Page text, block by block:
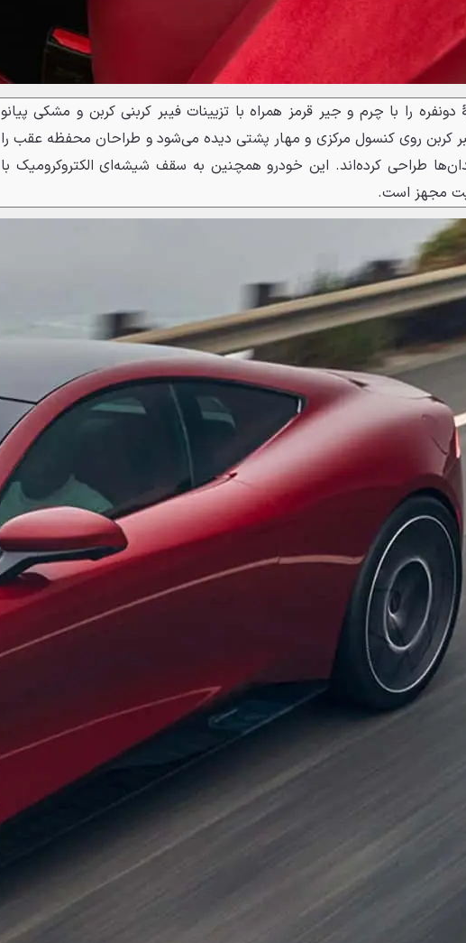
دونفره را با چرم و جیر قرمز همراه با تزیینات فیبر کربنی کربن و مشکی پیانو
کربن روی کنسول مرکزی و مهار پشتی دیده می‌شود و طراحان محفظه عقب را
طراحی کرده‌اند. این خودرو همچنین به سقف شیشه‌ای الکتروکرومیک با
مجهز است.